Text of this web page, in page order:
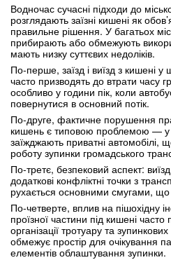
Водночас сучасні підходи до
розглядають заїзні кишені як
правильне рішення. У багатьох
прибирають або обмежують
мають низку суттєвих недоліків.
По-перше, заїзд і виїзд з кишені у
часто призводять до втрати часу
особливо у години пік, коли
повернутися в основний потік.
По-друге, фактичне порушення
кишень є типовою проблемою — у
заїжджають приватні
роботу зупинки громадського
По-третє, безпековий аспект:
додаткові конфліктні точки з
рухається основними смугами,
По-четверте, вплив на пішохідну
проїзної частини під кишені
організації тротуару та
обмежує простір для очікування
елементів облаштування зупинки.